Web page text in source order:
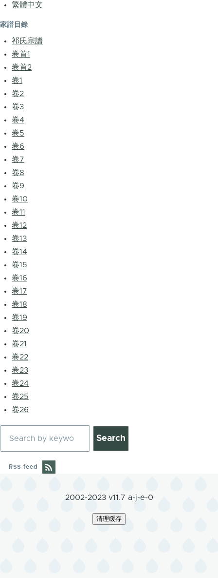
繁體中文
家譜目錄
祁氏宗譜
卷首1
卷首2
卷1
卷2
卷3
卷4
卷5
卷6
卷7
卷8
卷9
卷10
卷11
卷12
卷13
卷14
卷15
卷16
卷17
卷18
卷19
卷20
卷21
卷22
卷23
卷24
卷25
卷26
RSS feed
2002-2023 v11.7 a-j-e-0